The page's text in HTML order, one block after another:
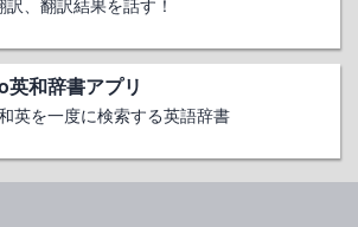
訳、翻訳結果を話す！
英和辞書アプリ
英を一度に検索する英語辞書